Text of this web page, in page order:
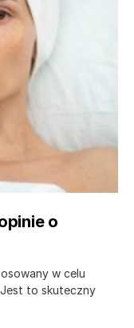
o
w celu
to skuteczny